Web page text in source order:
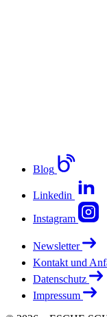
Blog
Linkedin
Instagram
Newsletter
Kontakt und
Datenschutz
Impressum